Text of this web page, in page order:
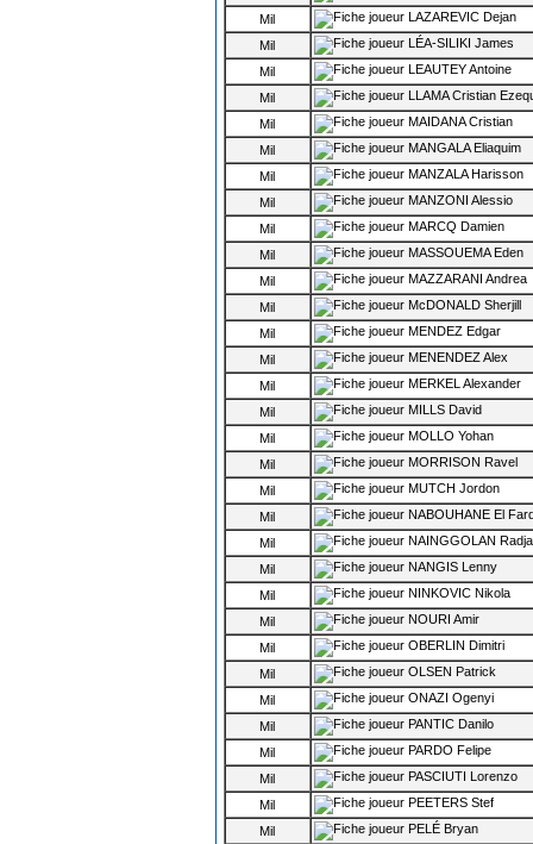
Mil
LAZAREVIC Dejan
Mil
LÉA-SILIKI James
Mil
LEAUTEY Antoine
Mil
LLAMA Cristian
Mil
MAIDANA Cristian
Mil
MANGALA Eliaquim
Mil
MANZALA Harisson
Mil
MANZONI Alessio
Mil
MARCQ Damien
Mil
MASSOUEMA Eden
Mil
MAZZARANI Andrea
Mil
McDONALD Sherjill
Mil
MENDEZ Edgar
Mil
MENENDEZ Alex
Mil
MERKEL Alexander
Mil
MILLS David
Mil
MOLLO Yohan
Mil
MORRISON Ravel
Mil
MUTCH Jordon
Mil
NABOUHANE El
Mil
NAINGGOLAN Radja
Mil
NANGIS Lenny
Mil
NINKOVIC Nikola
Mil
NOURI Amir
Mil
OBERLIN Dimitri
Mil
OLSEN Patrick
Mil
ONAZI Ogenyi
Mil
PANTIC Danilo
Mil
PARDO Felipe
Mil
PASCIUTI Lorenzo
Mil
PEETERS Stef
Mil
PELÉ Bryan